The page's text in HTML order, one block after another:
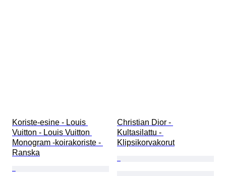
Koriste-esine - Louis
Vuitton - Louis Vuitton
Monogram -koirakoriste -
Ranska
Christian Dior -
Kultasilattu -
Klipsikorvakorut